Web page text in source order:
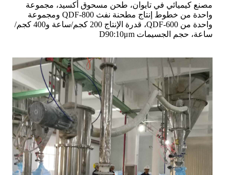
مصنع كيميائي في تايوان، طحن مسحوق أكسيد، مجموعة
واحدة من خطوط إنتاج مطحنة نفث QDF-800 ومجموعة
واحدة من QDF-600، قدرة الإنتاج 200 كجم/ساعة و400 كجم/
ساعة، حجم الجسيمات D90:10μm